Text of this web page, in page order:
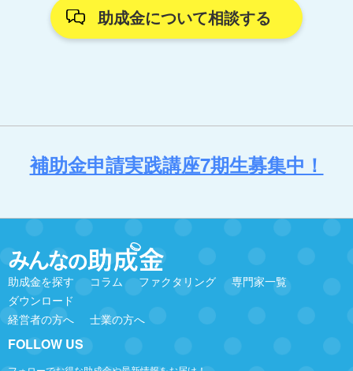
助成金について相談する
補助金申請実践講座7期生募集中！
助成金を探す コラム ファクタリング
専門家一覧
ダウンロード
経営者の方へ
士業の方へ
FOLLOW US